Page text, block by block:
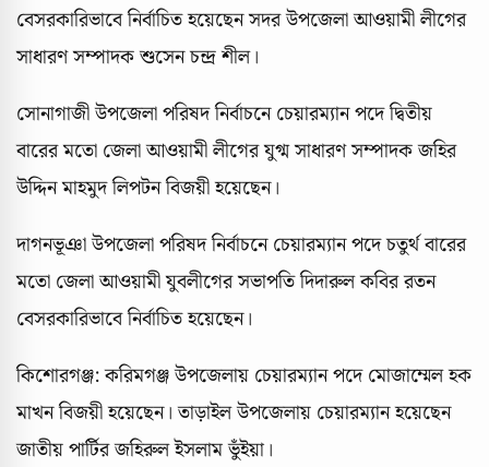
বেসরকারিভাবে নির্বাচিত হয়েছেন সদর উপজেলা আওয়ামী লীগের
সাধারণ সম্পাদক শুসেন চন্দ্র শীল।
সোনাগাজী উপজেলা পরিষদ নির্বাচনে চেয়ারম্যান পদে দ্বিতীয়
বারের মতো জেলা আওয়ামী লীগের যুগ্ম সাধারণ সম্পাদক জহির
উদ্দিন মাহমুদ লিপটন বিজয়ী হয়েছেন।
দাগনভূঞা উপজেলা পরিষদ নির্বাচনে চেয়ারম্যান পদে চতুর্থ বারের
মতো জেলা আওয়ামী যুবলীগের সভাপতি দিদারুল কবির রতন
বেসরকারিভাবে নির্বাচিত হয়েছেন।
কিশোরগঞ্জ: করিমগঞ্জ উপজেলায় চেয়ারম্যান পদে মোজাম্মেল হক
মাখন বিজয়ী হয়েছেন। তাড়াইল উপজেলায় চেয়ারম্যান হয়েছেন
জাতীয় পার্টির জহিরুল ইসলাম ভুঁইয়া।